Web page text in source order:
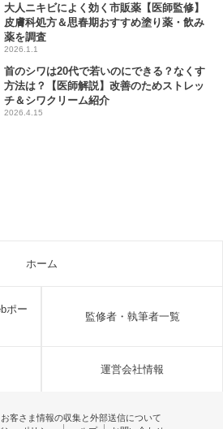
大人ニキビによく効く市販薬【医師監修】
皮膚科処方＆思春期おすすめ塗り薬・飲み
薬を調査
2026.1.1
首のシワは20代で若いのにできる？なくす
方法は？【医師解説】改善のためストレッ
チ＆シワクリーム紹介
2026.4.15
ホーム
ポー
監修者・執筆者一覧
運営会社情報
お客さま情報の収集と外部送信について